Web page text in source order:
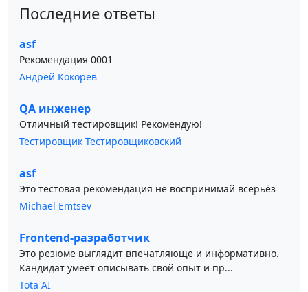
Последние ответы
asf
Рекомендация 0001
Андрей Кокорев
QA инженер
Отличный тестировщик! Рекомендую!
Тестировщик Тестировщиковский
asf
Это тестовая рекомендация не воспринимай всерьёз
Michael Emtsev
Frontend-разработчик
Это резюме выглядит впечатляюще и информативно.
Кандидат умеет описывать свой опыт и пр...
Tota AI